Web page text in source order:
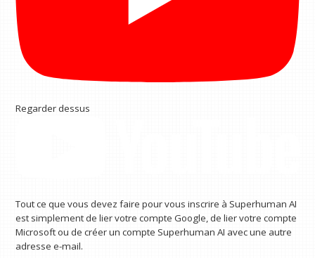
Regarder dessus
Tout ce que vous devez faire pour vous inscrire à Superhuman AI
est simplement de lier votre compte Google, de lier votre compte
Microsoft ou de créer un compte Superhuman AI avec une autre
adresse e-mail.